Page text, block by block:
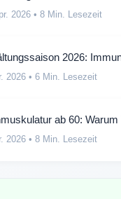
2026 • 8 Min. Lesezeit
2026:
2026 • 6 Min. Lesezeit
ab 60:
2026 • 8 Min. Lesezeit